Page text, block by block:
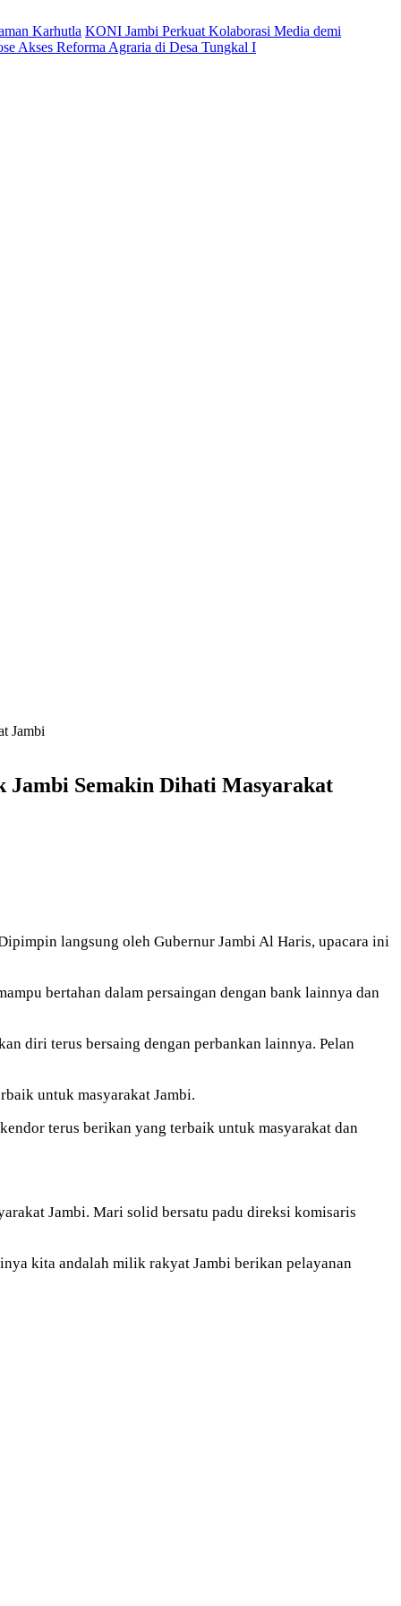
Karhutla KONI Jambi Perkuat Kolaborasi Media demi
Akses Reforma Agraria di Desa Tungkal I
Jambi
Semakin Dihati Masyarakat
langsung oleh Gubernur Jambi Al Haris, upacara ini
bertahan dalam persaingan dengan bank lainnya dan
diri terus bersaing dengan perbankan lainnya. Pelan
untuk masyarakat Jambi.
terus berikan yang terbaik untuk masyarakat dan
Jambi. Mari solid bersatu padu direksi komisaris
kita andalah milik rakyat Jambi berikan pelayanan